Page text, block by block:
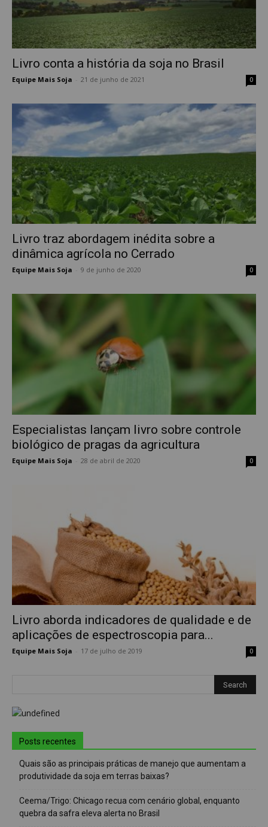
Livro conta a história da soja no Brasil
Equipe Mais Soja 21 de junho de 2021 0
Livro traz abordagem inédita sobre a
dinâmica agrícola no Cerrado
Equipe Mais Soja 9 de junho de 2020 0
Especialistas lançam livro sobre controle
biológico de pragas da agricultura
Equipe Mais Soja 28 de abril de 2020 0
Livro aborda indicadores de qualidade e de
aplicações de espectroscopia para...
Equipe Mais Soja 17 de julho de 2019 0
Posts recentes
Quais são as principais práticas de manejo que aumentam a
produtividade da soja em terras baixas?
Ceema/Trigo: Chicago recua com cenário global, enquanto
quebra da safra eleva alerta no Brasil